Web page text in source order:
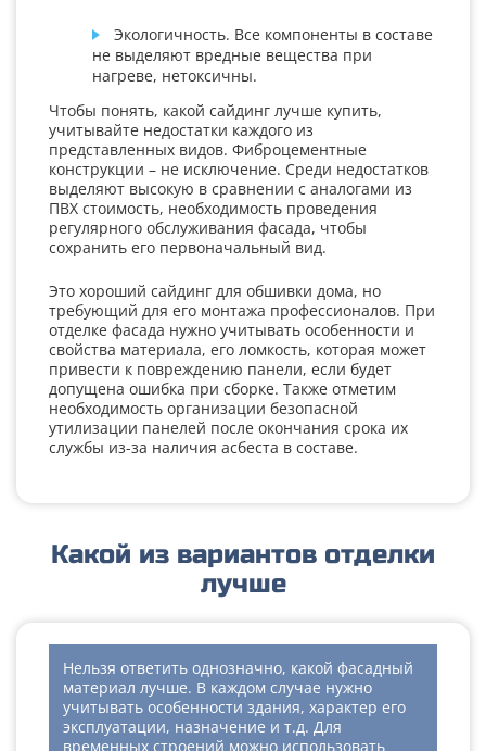
Экологичность. Все компоненты в составе
не выделяют вредные вещества при
нагреве, нетоксичны.
Чтобы понять, какой сайдинг лучше купить,
учитывайте недостатки каждого из
представленных видов. Фиброцементные
конструкции – не исключение. Среди недостатков
выделяют высокую в сравнении с аналогами из
ПВХ стоимость, необходимость проведения
регулярного обслуживания фасада, чтобы
сохранить его первоначальный вид.
Это хороший сайдинг для обшивки дома, но
требующий для его монтажа профессионалов. При
отделке фасада нужно учитывать особенности и
свойства материала, его ломкость, которая может
привести к повреждению панели, если будет
допущена ошибка при сборке. Также отметим
необходимость организации безопасной
утилизации панелей после окончания срока их
службы из-за наличия асбеста в составе.
Какой из вариантов отделки
лучше
Нельзя ответить однозначно, какой фасадный
материал лучше. В каждом случае нужно
учитывать особенности здания, характер его
эксплуатации, назначение и т.д. Для
временных строений можно использовать